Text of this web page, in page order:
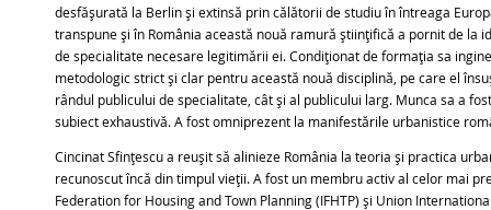
desfășurată la Berlin și extinsă prin călătorii de studiu în întreaga
transpune și în România această nouă ramură științifică a pornit de la
de specialitate necesare legitimării ei. Condiționat de formația sa
metodologic strict și clar pentru această nouă disciplină, pe care el
rândul publicului de specialitate, cât și al publicului larg. Munca sa a
subiect exhaustivă. A fost omniprezent la manifestările urbanistice
Cincinat Sfințescu a reușit să alinieze România la teoria și practica
recunoscut încă din timpul vieții. A fost un membru activ al celor mai
Federation for Housing and Town Planning (IFHTP) și Union